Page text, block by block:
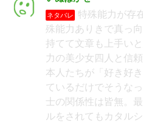
ネタバレ
特殊能力が存
殊能力ありきで真っ
持てて文章も上手い
力の美少女四人と信
本人たちが「好き好
ているだけでそうな
士の関係性は皆無。
ルをされてもカタル